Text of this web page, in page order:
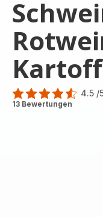
ratings.4.5
4.5 /
13 Bewertungen